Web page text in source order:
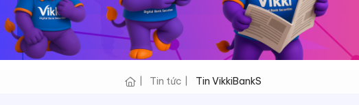
Tin tức
Tin VikkiBankS